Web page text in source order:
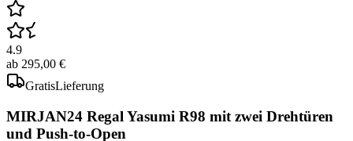
4.9
ab 295,00 €
GratisLieferung
MIRJAN24 Regal Yasumi R98 mit zwei Drehtüren
und Push-to-Open